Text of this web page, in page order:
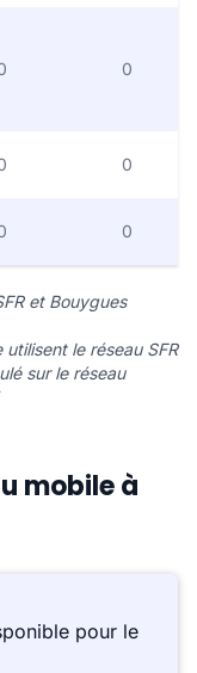
0
0
0
et Bouygues
le réseau SFR
sur le réseau
mobile à
pour le